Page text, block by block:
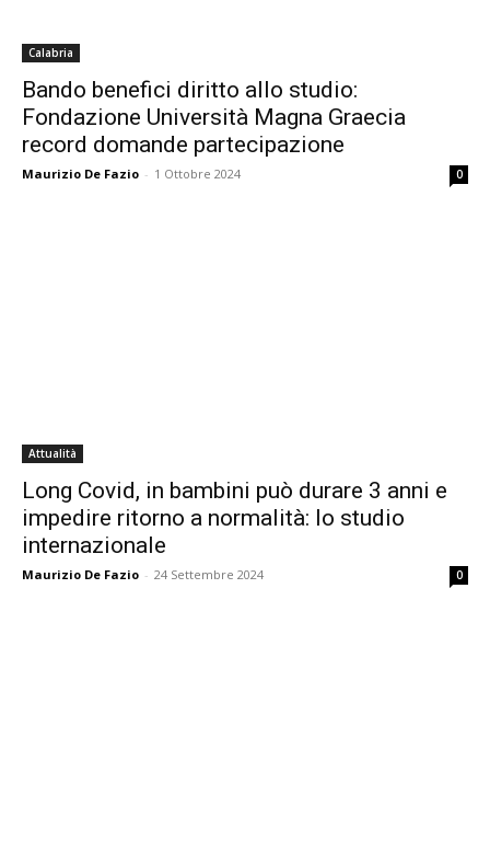
Calabria
Bando benefici diritto allo studio:
Fondazione Università Magna Graecia
record domande partecipazione
Maurizio De Fazio - 1 Ottobre 2024 0
Attualità
Long Covid, in bambini può durare 3 anni e
impedire ritorno a normalità: lo studio
internazionale
Maurizio De Fazio - 24 Settembre 2024 0